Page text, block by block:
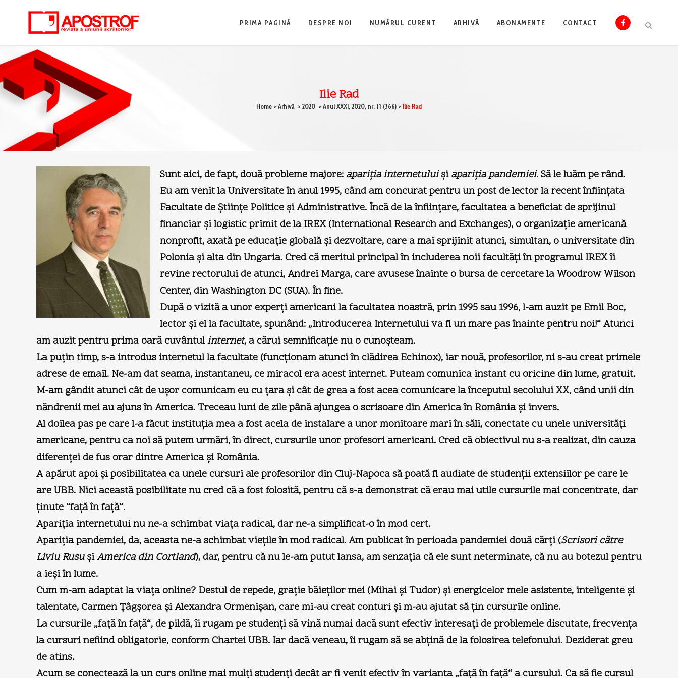
PRIMA PAGINĂ DESPRE NOI NUMĂRUL CURENT ARHIVĂ ABONAMENTE CONTACT
Ilie Rad
Home > Arhivă > 2020 > Anul XXXI, 2020, nr. 11 (366) > Ilie Rad
Sunt aici, de fapt, două probleme majore: apariţia internetuluişiapariţia pandemiei. Să le luăm pe rând.
Eu am venit la Universitate în anul 1995, când am concurat pentru un post de lector la recent înfiinţata
Facultate de Ştiinţe Politice şi Administrative. Încă de la înfiinţare, facultatea a beneficiat de sprijinul
financiar şi logistic primit de la IREX (International Research and Exchanges), o organizaţie americană
nonprofit, axată pe educaţie globală şi dezvoltare, care a mai sprijinit atunci, simultan, o universitate din
Polonia şi alta din Ungaria. Cred că meritul principal în includerea noii facultăţi în programul IREX îi
revine rectorului de atunci, Andrei Marga, care avusese înainte o bursa de cercetare la Woodrow Wilson
Center, din Washington DC (SUA). În fine.
După o vizită a unor experţi americani la facultatea noastră, prin 1995 sau 1996, l-am auzit pe Emil Boc,
lector şi el la facultate, spunând: „Introducerea Internetului va fi un mare pas înainte pentru noi!“ Atunci
am auzit pentru prima oară cuvântulinternet, a cărui semnificaţie nu o cunoşteam.
La puţin timp, s-a introdus internetul la facultate (funcţionam atunci în clădirea Echinox), iar nouă, profesorilor, ni s-au creat primele
adrese de email. Ne-am dat seama, instantaneu, ce miracol era acest internet. Puteam comunica instant cu oricine din lume, gratuit.
M-am gândit atunci cât de uşor comunicam eu cu ţara şi cât de grea a fost acea comunicare la începutul secolului XX, când unii din
năndrenii mei au ajuns în America. Treceau luni de zile până ajungea o scrisoare din America în România şi invers.
Al doilea pas pe care l-a făcut instituţia mea a fost acela de instalare a unor monitoare mari în săli, conectate cu unele universităţi
americane, pentru ca noi să putem urmări, în direct, cursurile unor profesori americani. Cred că obiectivul nu s-a realizat, din cauza
diferenţei de fus orar dintre America şi România.
A apărut apoi şi posibilitatea ca unele cursuri ale profesorilor din Cluj-Napoca să poată fi audiate de studenţii extensiilor pe care le
are UBB. Nici această posibilitate nu cred că a fost folosită, pentru că s-a demonstrat că erau mai utile cursurile mai concentrate, dar
ţinute “faţă în faţă“.
Apariţia internetului nu ne-a schimbat viaţa radical, dar ne-a simplificat-o în mod cert.
Apariţia pandemiei, da, aceasta ne-a schimbat vieţile în mod radical. Am publicat în perioada pandemiei două cărţi (Scrisori către
Liviu RusuşiAmerica din Cortland), dar, pentru că nu le-am putut lansa, am senzaţia că ele sunt neterminate, că nu au botezul pentru
a ieşi în lume.
Cum m-am adaptat la viaţa online? Destul de repede, graţie băieţilor mei (Mihai şi Tudor) şi energicelor mele asistente, inteligente şi
talentate, Carmen Ţâgşorea şi Alexandra Ormenişan, care mi-au creat conturi şi m-au ajutat să ţin cursurile online.
La cursurile „faţă în faţă“, de pildă, îi rugam pe studenţi să vină numai dacă sunt efectiv interesaţi de problemele discutate, frecvenţa
la cursuri nefiind obligatorie, conform Chartei UBB. Iar dacă veneau, îi rugam să se abţină de la folosirea telefonului. Deziderat greu
de atins.
Acum se conectează la un curs online mai mulţi studenţi decât ar fi venit efectiv în varianta „faţă în faţă“ a cursului. Ca să fie cursul